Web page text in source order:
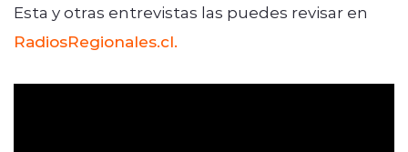
Esta y otras entrevistas las puedes revisar en
RadiosRegionales.cl.